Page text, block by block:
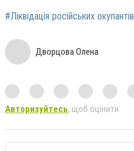
#Ліквідація російських окупантів
Дворцова Олена
Авторизуйтесь, щоб оцінити